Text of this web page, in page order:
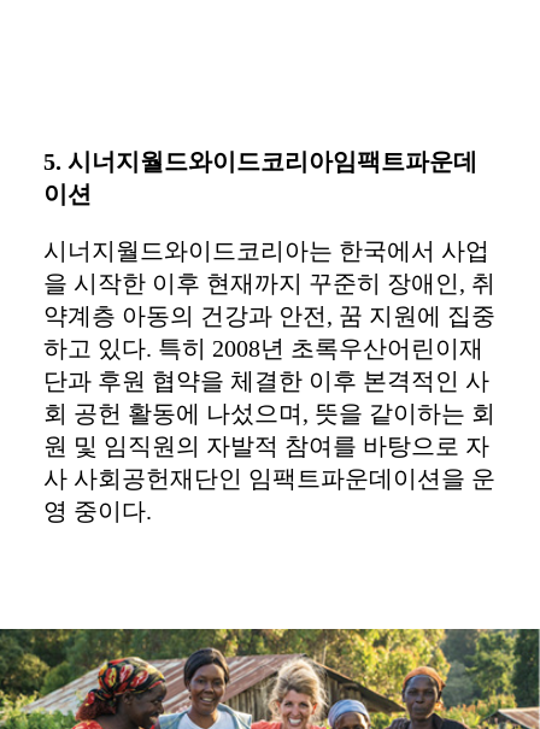
5. 시너지월드와이드코리아임팩트파운데
이션
시너지월드와이드코리아는 한국에서 사업
을 시작한 이후 현재까지 꾸준히 장애인, 취
약계층 아동의 건강과 안전, 꿈 지원에 집중
하고 있다. 특히 2008년 초록우산어린이재
단과 후원 협약을 체결한 이후 본격적인 사
회 공헌 활동에 나섰으며, 뜻을 같이하는 회
원 및 임직원의 자발적 참여를 바탕으로 자
사 사회공헌재단인 임팩트파운데이션을 운
영 중이다.